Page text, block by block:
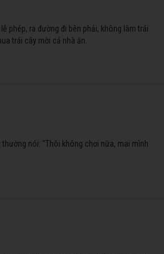
phép, ra đường đi bên phải, không làm trái
trái cây mời cả nhà ăn.